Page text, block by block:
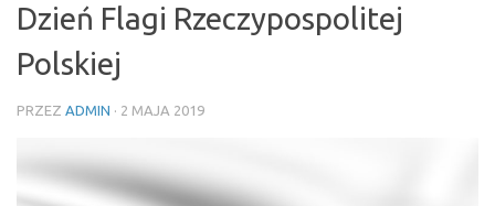
Dzień Flagi Rzeczypospolitej
Polskiej
PRZEZ ADMIN · 2 MAJA 2019